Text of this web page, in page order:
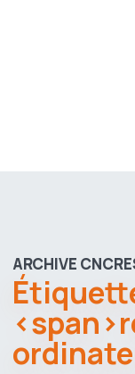
ARCHIVE